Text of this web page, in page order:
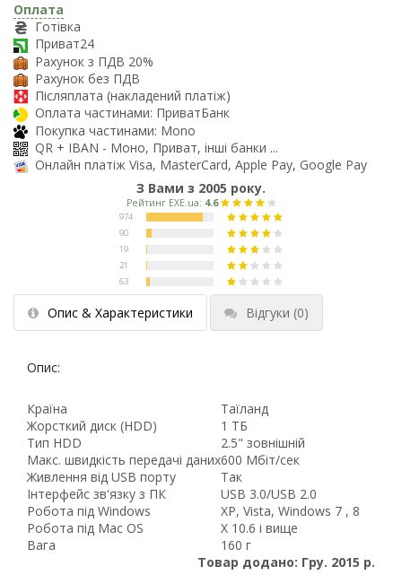
Оплата
Готівка
Приват24
Рахунок з ПДВ 20%
Рахунок без ПДВ
Післяплата (накладений платіж)
Оплата частинами: ПриватБанк
Покупка частинами: Mono
QR + IBAN - Моно, Приват, інші банки ...
Онлайн платіж Visa, MasterCard, Apple Pay, Google Pay
З Вами з 2005 року.
Опис & Характеристики Відгуки (0)
Опис:
Країна
Таїланд
Жорсткий диск (HDD)
1 ТБ
Тип HDD
2.5" зовнішній
Макс. швидкість передачі даних600 Мбіт/сек
Живлення від USB порту
Так
Інтерфейс зв'язку з ПК
USB 3.0/USB 2.0
Робота під Windows
XP, Vista, Windows 7 , 8
Робота під Mac OS
X 10.6 і вище
Вага
160 г
Товар додано: Гру. 2015 р.